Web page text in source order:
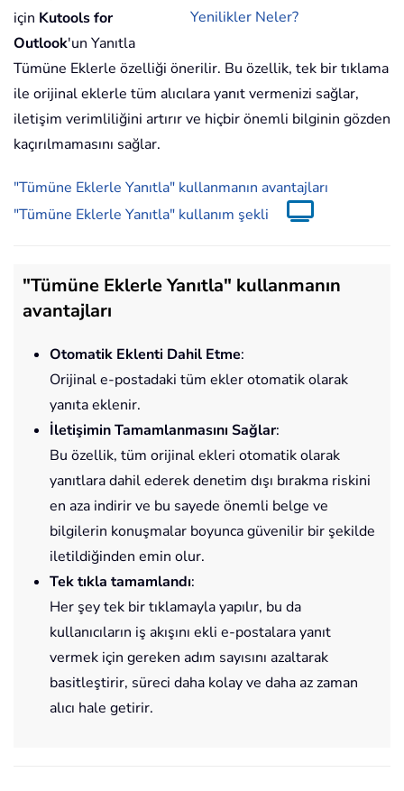
Yenilikler Neler?
için Kutools for
Outlook'un Yanıtla
Tümüne Eklerle özelliği önerilir. Bu özellik, tek bir tıklama
ile orijinal eklerle tüm alıcılara yanıt vermenizi sağlar,
iletişim verimliliğini artırır ve hiçbir önemli bilginin gözden
kaçırılmamasını sağlar.
"Tümüne Eklerle Yanıtla" kullanmanın avantajları
"Tümüne Eklerle Yanıtla" kullanım şekli
"Tümüne Eklerle Yanıtla" kullanmanın
avantajları
Otomatik Eklenti Dahil Etme:
Orijinal e-postadaki tüm ekler otomatik olarak
yanıta eklenir.
İletişimin Tamamlanmasını Sağlar:
Bu özellik, tüm orijinal ekleri otomatik olarak
yanıtlara dahil ederek denetim dışı bırakma riskini
en aza indirir ve bu sayede önemli belge ve
bilgilerin konuşmalar boyunca güvenilir bir şekilde
iletildiğinden emin olur.
Tek tıkla tamamlandı:
Her şey tek bir tıklamayla yapılır, bu da
kullanıcıların iş akışını ekli e-postalara yanıt
vermek için gereken adım sayısını azaltarak
basitleştirir, süreci daha kolay ve daha az zaman
alıcı hale getirir.